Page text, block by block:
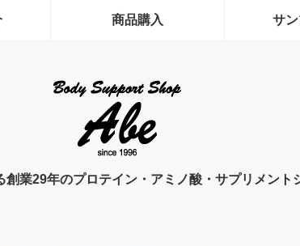
商品購入 サ
創業29年のプロテイン・アミノ酸・サプリメント